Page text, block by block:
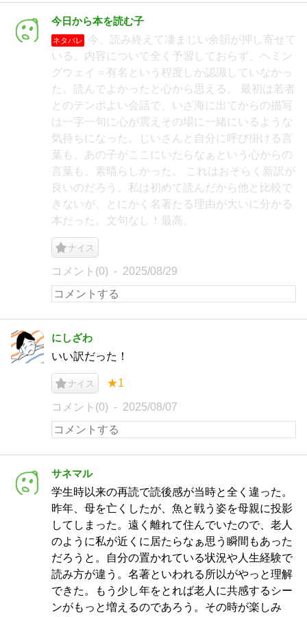
今日から本を読む子
ネタバレ
今、読み終えて凄まじい余韻が押し寄せて
いる。内容について全く予習しておらず、ヘミン
グウェイ＝有名という程度しか認識していなかっ
た。読んでよかったと心から思える。 最初は若者
とのテンポよい会話で、いざ海に出てからの描写
は一字一句に心が震えその場に一緒にいるような
気持ちになった。じいさんと自分に呼び掛ける言
葉も、あの子がここにいたらなぁという心からの
言葉も、素晴らしかった。 これはおそらく新訳が
良いのだろう。私は初めて読んだから他と比較で
きないが、とにかく名著たる理由が大いに分かる
本だった。文句なし！最高。
ナイス
コメント(0) 2025/08/29
にしざわ
いい訳だった！
ナイス ★1
コメント(0) 2025/08/07
サネマル
学生時以来の再読で読後感が当時と全く違った。
昨年、母を亡くしたが、魚と戦う姿を母親に投影
してしまった。遠く離れて住んでいたので、老人
のように私が近くに居たらなぁ思う瞬間もあった
だろうと。自分の置かれている状況や人生経験で
読み方が違う。名著といわれる所以がやっと理解
できた。もう少し年をとれば老人に共感するシー
ンがもっと増えるのであろう。その時が楽しみ